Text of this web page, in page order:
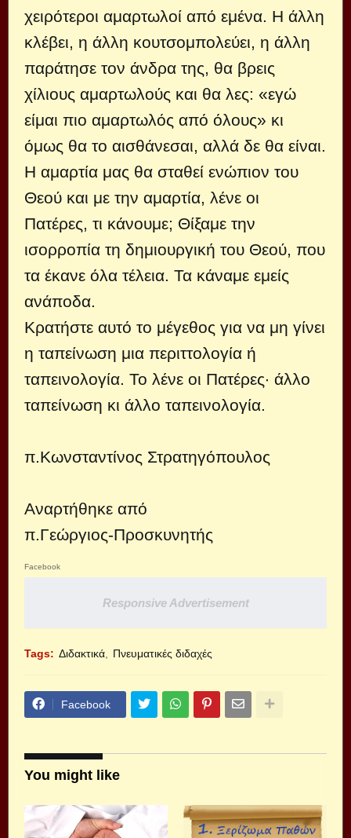
χειρότεροι αμαρτωλοί από εμένα. Η άλλη
κλέβει, η άλλη κουτσομπολεύει, η άλλη
παράτησε τον άνδρα της, θα βρεις
χίλιους αμαρτωλούς και θα λες: «εγώ
είμαι πιο αμαρτωλός από όλους» κι
όμως θα το αισθάνεσαι, αλλά δε θα είναι.
Η αμαρτία μας θα σταθεί ενώπιον του
Θεού και με την αμαρτία, λένε οι
Πατέρες, τι κάνουμε; Θίξαμε την
ισορροπία τη δημιουργική του Θεού, που
τα έκανε όλα τέλεια. Τα κάναμε εμείς
ανάποδα.
Κρατήστε αυτό το μέγεθος για να μη γίνει
η ταπείνωση μια περιττολογία ή
ταπεινολογία. Το λένε οι Πατέρες· άλλο
ταπείνωση κι άλλο ταπεινολογία.
π.Κωνσταντίνος Στρατηγόπουλος
Αναρτήθηκε από
π.Γεώργιος-Προσκυνητής
Facebook
Responsive Advertisement
Tags: Διδακτικά Πνευματικές διδαχές
Facebook
You might like